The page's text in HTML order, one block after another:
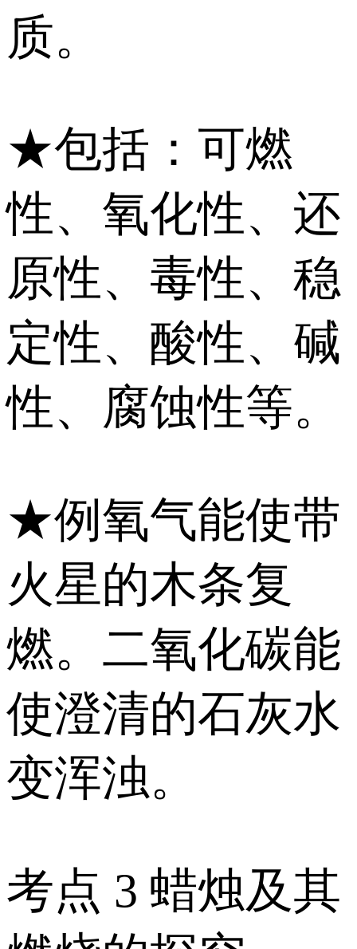
质。
★包括：可燃
性、氧化性、还
原性、毒性、稳
定性、酸性、碱
性、腐蚀性等。
★例氧气能使带
火星的木条复
燃。二氧化碳能
使澄清的石灰水
变浑浊。
考点 3 蜡烛及其